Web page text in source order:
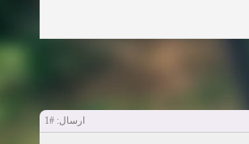
ارسال: #1